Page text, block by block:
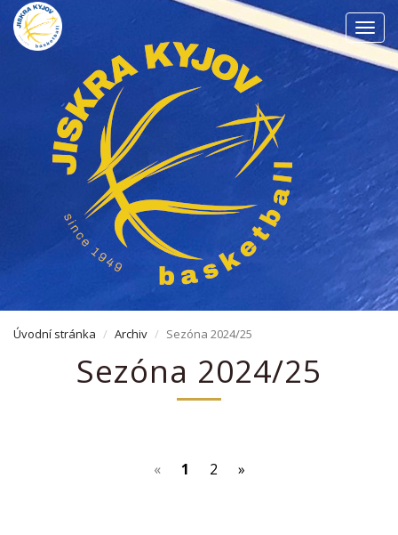
Úvodní stránka Archiv Sezóna 2024/25
Sezóna 2024/25
« 1 (current)
2 »